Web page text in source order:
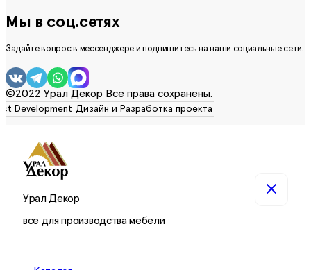
Мы в соц.сетях
Задайте вопрос в мессенджере и подпишитесь на наши социальные сети.
©2022 Урал Декор Все права сохранены.
Урал Декор
все для производства мебели